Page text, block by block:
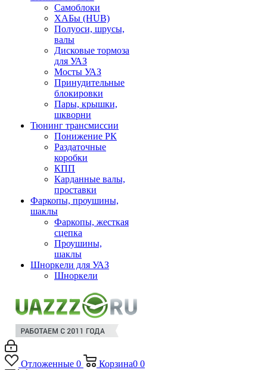
Самоблоки
ХАБы (HUB)
Полуоси, шрусы,
валы
Дисковые тормоза
для УАЗ
Мосты УАЗ
Принудительные
блокировки
Пары, крышки,
шкворни
Тюнинг трансмиссии
Понижение РК
Раздаточные
коробки
КПП
Карданные валы,
проставки
Фаркопы, проушины,
шаклы
Фаркопы, жесткая
сцепка
Проушины,
шаклы
Шноркели для УАЗ
Шноркели
Отложенные 0 Корзина0 0